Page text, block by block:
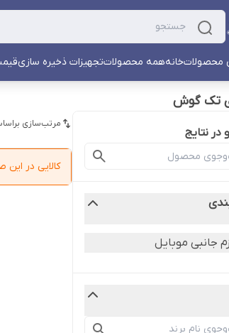
محصولاتخانههمه محصولاتتجهیزات ذخیره سازی
تک گوش
نتایج
جانبی موبایل
مرتب‌سازی
کالایی در